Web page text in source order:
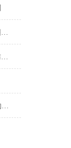
ST-3振动传感器典型故障的成因与对策分享
正确安装ST-3振动传感器为预防故障提供有效支持
矿用GBD20本安型振动传感器的特点